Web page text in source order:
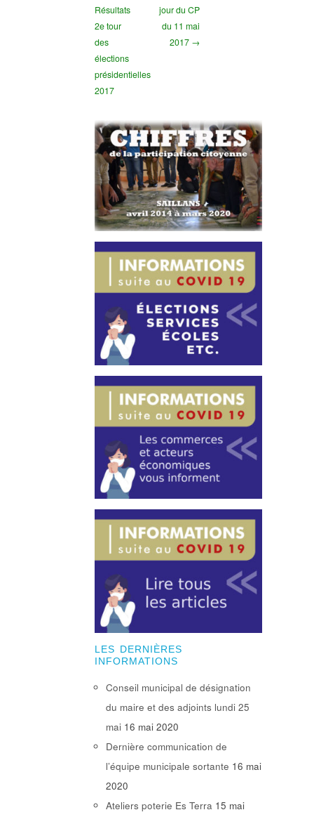
Résultats
2e tour
des
élections
présidentielles
2017
jour du CP
du 11 mai
2017 →
LES DERNIÈRES
INFORMATIONS
Conseil municipal de désignation
du maire et des adjoints lundi 25
mai 16 mai 2020
Dernière communication de
l’équipe municipale sortante 16 mai
2020
Ateliers poterie Es Terra 15 mai